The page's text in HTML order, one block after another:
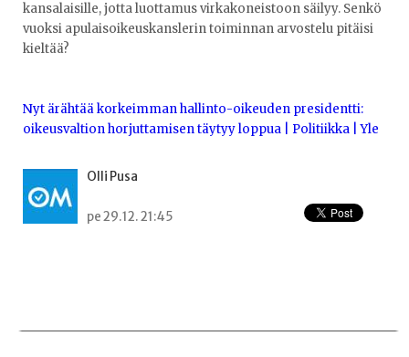
kansalaisille, jotta luottamus virkakoneistoon säilyy. Senkö
vuoksi apulaisoikeuskanslerin toiminnan arvostelu pitäisi
kieltää?
Nyt ärähtää korkeimman hallinto-oikeuden presidentti:
oikeusvaltion horjuttamisen täytyy loppua | Politiikka | Yle
Olli Pusa
pe 29.12. 21:45